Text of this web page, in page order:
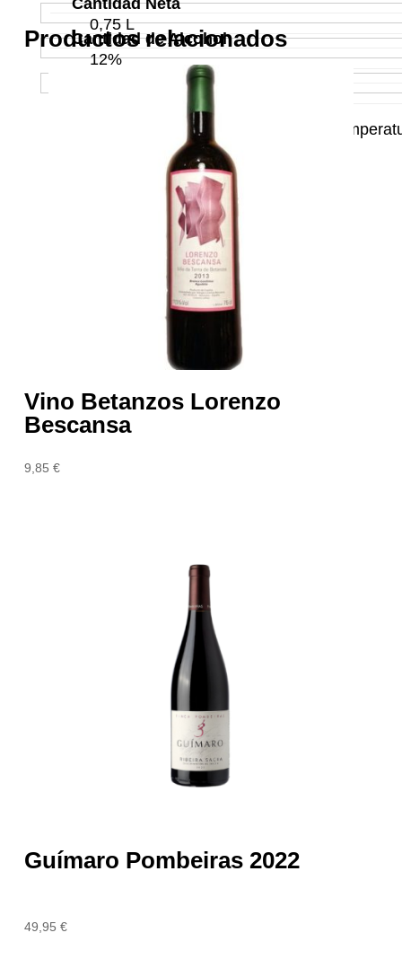
0,75 L
Cantidad de Alcohol
12%
Recomendación de Consumo
Conservar en un lugar fresco y a
Productos relacionados
Vino Betanzos Lorenzo
Bescansa
9,85€
Guímaro Pombeiras 2022
49,95€